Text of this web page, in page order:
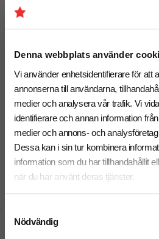
Denna webbplats använder
Vi använder enhetsidentifierare för att
annonserna till användarna,
medier och analysera vår trafik. Vi
identifierare och annan information
medier och annons- och
Dessa kan i sin tur kombinera
information som du har tillhandahållit
när du har använt deras tjänster.
Nödvändig
Storlekstolerans:
till 250 st levereras exakt beställt
Vid större upplagor kan levererad
avvika med
±5 %.
Leveranstid
Standard: cirka5–6 veckor
Specialprodukt (57)
Specifikationer